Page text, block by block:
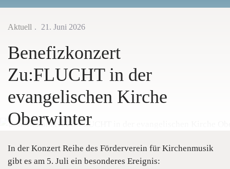
Aktuell 21. Juni 2026
Benefizkonzert
Zu:FLUCHT in der
evangelischen Kirche
Oberwinter
In der Konzert Reihe des Förderverein für Kirchenmusik
gibt es am 5. Juli ein besonderes Ereignis: